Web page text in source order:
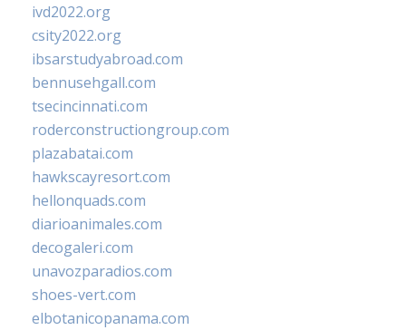
ivd2022.org
csity2022.org
ibsarstudyabroad.com
bennusehgall.com
tsecincinnati.com
roderconstructiongroup.com
plazabatai.com
hawkscayresort.com
hellonquads.com
diarioanimales.com
decogaleri.com
unavozparadios.com
shoes-vert.com
elbotanicopanama.com